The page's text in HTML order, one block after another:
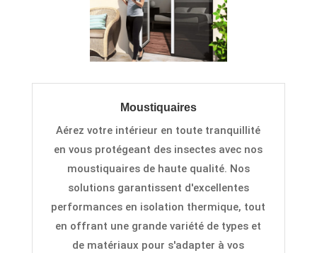
Moustiquaires
Aérez votre intérieur en toute tranquillité
en vous protégeant des insectes avec nos
moustiquaires de haute qualité. Nos
solutions garantissent d'excellentes
performances en isolation thermique, tout
en offrant une grande variété de types et
de matériaux pour s'adapter à vos